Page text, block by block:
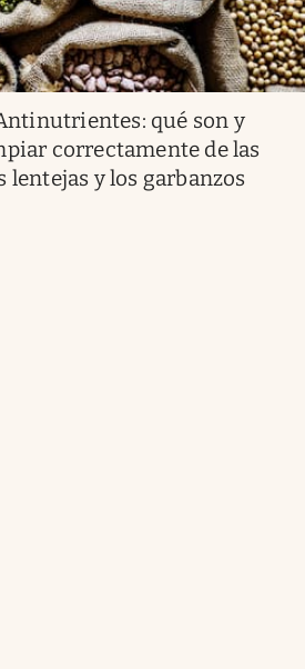
qué son y
correctamente de las
lentejas y los garbanzos